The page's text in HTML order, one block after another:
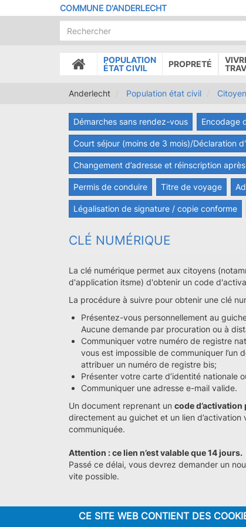
au
COMMUNE D'ANDERLECHT
ACCUEIL
POPULATION
ÉTAT CIVIL
PROPRETÉ
Anderlecht Population état civil
Démarches sans rendez-vous Encodage
Court séjour (moins de 3 mois)/Déclaration
Changement d’adresse et réinscription
Permis de conduire Titre de voyage
Légalisation de signature / copie conforme
CLÉ NUMÉRIQUE
La clé numérique permet aux citoyens
d'application itsme) d'obtenir un code
La procédure à suivre pour obtenir une clé
Présentez-vous personnellement au
Aucune demande par procuration ou à
Communiquer votre numéro de registre
vous est impossible de communiquer l’un
attribuer un numéro de registre bis;
Présenter votre carte d’identité nationale
Communiquer une adresse e-mail valide.
Un document reprenant un code d’activation
directement au guichet et un lien d’activation
communiquée.
Attention : ce lien n’est valable que 14 jours.
Passé ce délai, vous devrez demander un
vite possible.
CE SITE WEB CONTIENT DES